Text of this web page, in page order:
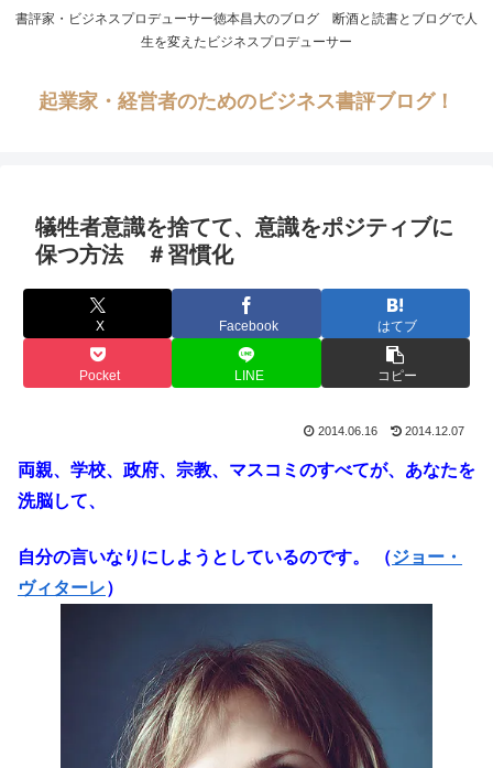
書評家・ビジネスプロデューサー徳本昌大のブログ 断酒と読書とブログで人
生を変えたビジネスプロデューサー
起業家・経営者のためのビジネス書評ブログ！
犠牲者意識を捨てて、意識をポジティブに
保つ方法 ＃習慣化
X Facebook はてブ
Pocket LINE コピー
2014.06.16 2014.12.07
両親、学校、政府、宗教、マスコミのすべてが、あなたを
洗脳して、
自分の言いなりにしようとしているのです。 （ジョー・
ヴィターレ）